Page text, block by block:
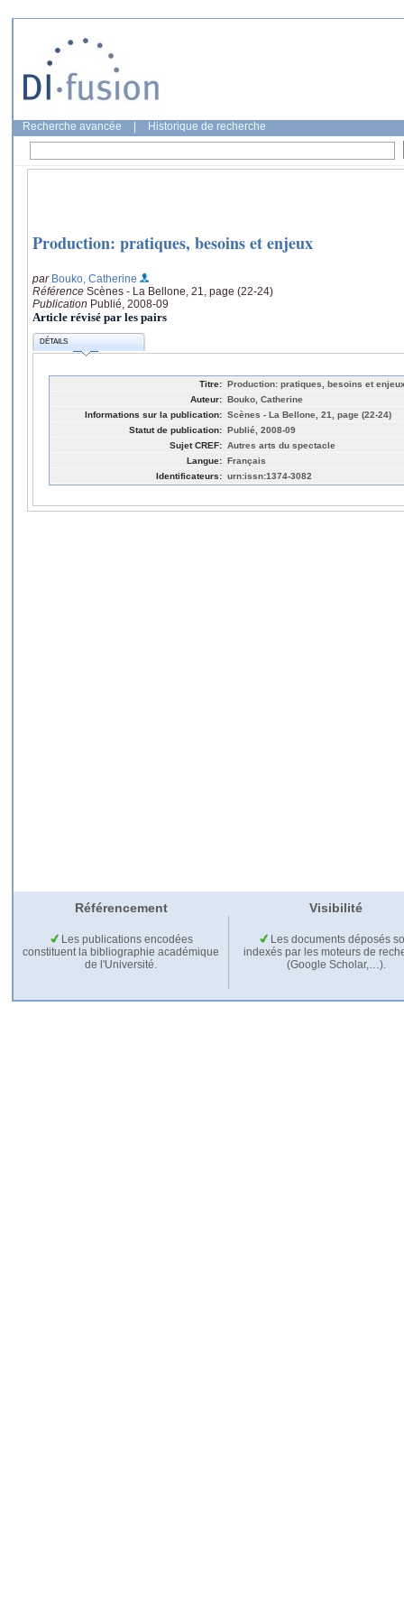
Recherche avancée Historique de recherche
Production: pratiques, besoins et enjeux
par Bouko, Catherine
Référence Scènes - La Bellone, 21, page (22-24)
Publication Publié, 2008-09
Article révisé par les pairs
DÉTAILS
Titre: Production: pratiques, besoins et
Auteur: Bouko, Catherine
Informations sur la publication: Scènes - La Bellone, 21, page (22-24)
Statut de publication: Publié, 2008-09
Sujet CREF: Autres arts du spectacle
Langue: Français
Identificateurs: urn:issn:1374-3082
Référencement Visibilité
Les publications encodées
constituent la bibliographie académique
de l'Université.
Les documents déposés
indexés par les moteurs de
(Google Scholar,…).